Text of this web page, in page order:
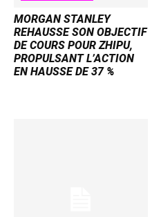
MORGAN STANLEY
REHAUSSE SON OBJECTIF
DE COURS POUR ZHIPU,
PROPULSANT L’ACTION
EN HAUSSE DE 37 %